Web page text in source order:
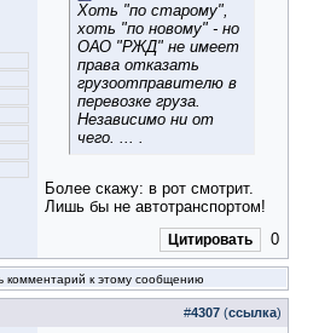
Хоть "по старому",
хоть "по новому" - но
ОАО "РЖД" не имеет
права отказать
грузоотправителю в
перевозке груза.
Независимо ни от
чего. ... .
Более скажу: в рот смотрит.
Лишь бы не автотранспортом!
Цитировать 0
комментарий к этому сообщению
#4307 (ссылка)